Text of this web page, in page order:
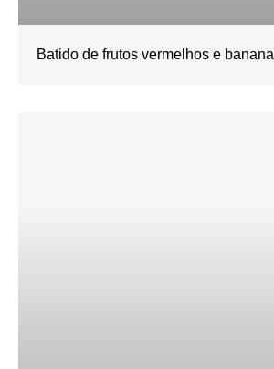
Batido de frutos vermelhos e banana